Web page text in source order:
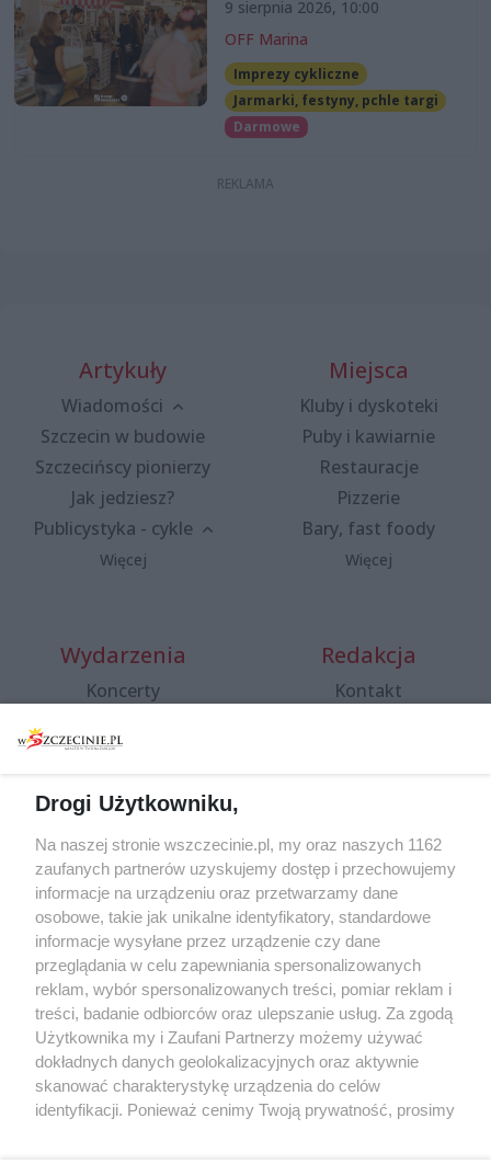
9 sierpnia 2026, 10:00
OFF Marina
Imprezy cykliczne
Jarmarki, festyny, pchle targi
Darmowe
Artykuły
Wiadomości
Szczecin w budowie
Szczecińscy pionierzy
Jak jedziesz?
Publicystyka - cykle
Więcej
Miejsca
Kluby i dyskoteki
Puby i kawiarnie
Restauracje
Pizzerie
Bary, fast foody
Więcej
Wydarzenia
Koncerty
Spacery i oprowadzania
targi
Wernisaże
Więcej
Redakcja
Kontakt
Specjalny koncert z okazji
20. urodzin portalu
wSzczecinie.pl
Regulamin konkursów
śniadaniówka "Hej
Szczecin! Jest piątek!"
Partnerzy
Praca Szczecin
Drogi Użytkowniku,
Na naszej stronie wszczecinie.pl, my oraz naszych 1162
zaufanych partnerów uzyskujemy dostęp i przechowujemy
informacje na urządzeniu oraz przetwarzamy dane
osobowe, takie jak unikalne identyfikatory, standardowe
informacje wysyłane przez urządzenie czy dane
przeglądania w celu zapewniania spersonalizowanych
reklam, wybór spersonalizowanych treści, pomiar reklam i
treści, badanie odbiorców oraz ulepszanie usług. Za zgodą
Użytkownika my i Zaufani Partnerzy możemy używać
dokładnych danych geolokalizacyjnych oraz aktywnie
skanować charakterystykę urządzenia do celów
identyfikacji. Ponieważ cenimy Twoją prywatność, prosimy